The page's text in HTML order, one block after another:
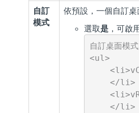
自訂
模式
依預設，一個自訂
選取是 ，可啟
自訂桌面模
<ul>
    </li>
    </li>